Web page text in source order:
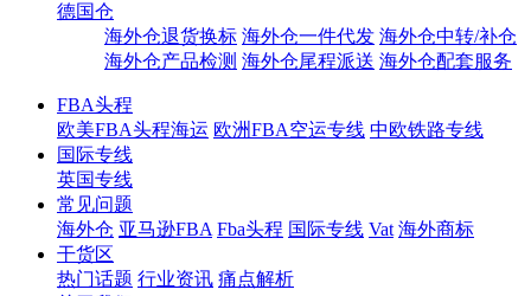
德国仓
海外仓退货换标 海外仓一件代发 海外仓中转/补仓
海外仓产品检测 海外仓尾程派送 海外仓配套服务
FBA头程
欧美FBA头程海运 欧洲FBA空运专线 中欧铁路专线
国际专线
英国专线
常见问题
海外仓 亚马逊FBA Fba头程 国际专线 Vat 海外商标
干货区
热门话题 行业资讯 痛点解析